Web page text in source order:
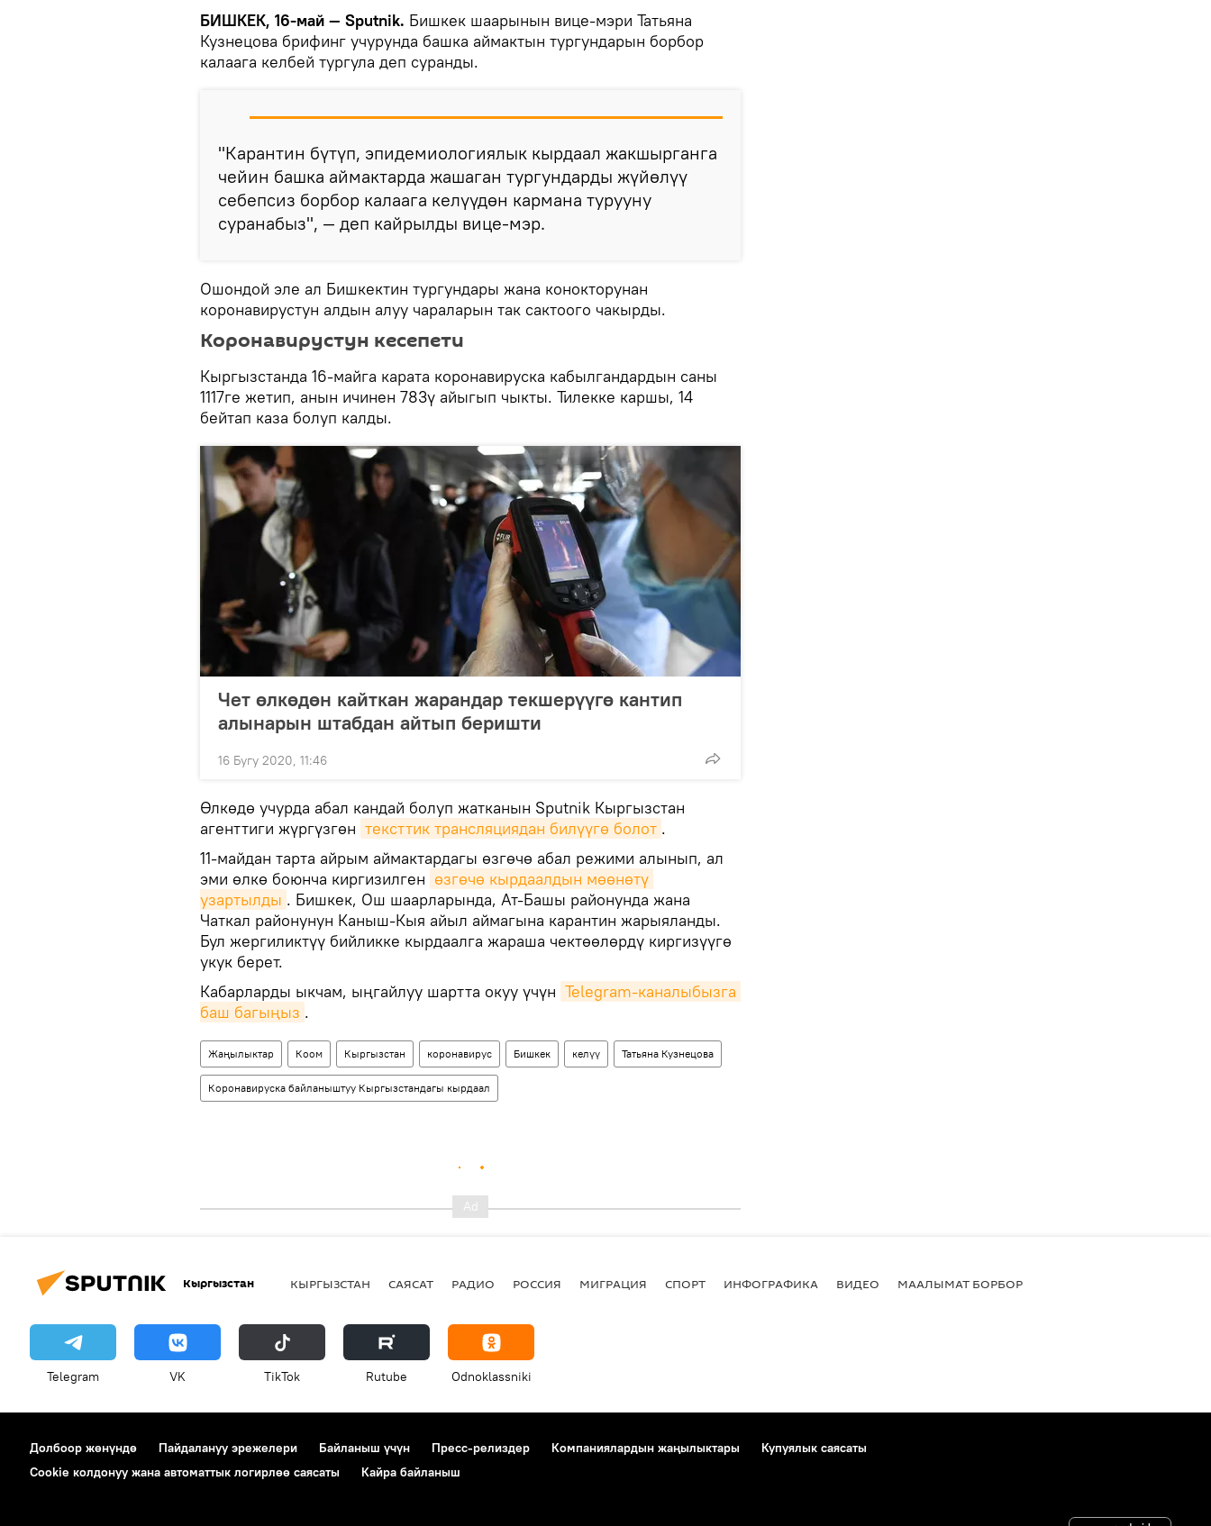
БИШКЕК, 16-май — Sputnik. Бишкек шаарынын вице-мэри Татьяна
Кузнецова брифинг учурунда башка аймактын тургундарын борбор
калаага келбей тургула деп суранды.
"Карантин бүтүп, эпидемиологиялык кырдаал жакшырганга
чейин башка аймактарда жашаган тургундарды жүйөлүү
себепсиз борбор калаага келүүдөн кармана турууну
суранабыз", — деп кайрылды вице-мэр.
Ошондой эле ал Бишкектин тургундары жана конокторунан
коронавирустун алдын алуу чараларын так сактоого чакырды.
Коронавирустун кесепети
Кыргызстанда 16-майга карата коронавируска кабылгандардын саны
1117ге жетип, анын ичинен 783ү айыгып чыкты. Тилекке каршы, 14
бейтап каза болуп калды.
Чет өлкөдөн кайткан жарандар текшерүүгө кантип
алынарын штабдан айтып беришти
16 Бугу 2020, 11:46
Өлкөдө учурда абал кандай болуп жатканын Sputnik Кыргызстан
агенттиги жүргүзгөн тексттик трансляциядан билүүгө болот .
11-майдан тарта айрым аймактардагы өзгөчө абал режими алынып, ал
эми өлкө боюнча киргизилген өзгөчө кырдаалдын мөөнөтү
узартылды . Бишкек, Ош шаарларында, Ат-Башы районунда жана
Чаткал районунун Каныш-Кыя айыл аймагына карантин жарыяланды.
Бул жергиликтүү бийликке кырдаалга жараша чектөөлөрдү киргизүүгө
укук берет.
Кабарларды ыкчам, ыңгайлуу шартта окуу үчүн Telegram-каналыбызга
баш багыңыз .
Жаңылыктар Коом Кыргызстан коронавирус Бишкек келүү Татьяна Кузнецова
Коронавируска байланыштуу Кыргызстандагы кырдаал
Кыргызстан КЫРГЫЗСТАН САЯСАТ РАДИО РОССИЯ МИГРАЦИЯ СПОРТ ИНФОГРАФИКА ВИДЕО МААЛЫМАТ БОРБОР
Telegram VK ТikТоk Rutube Odnoklassniki
Долбоор жөнүндө Пайдалануу эрежелери Байланыш үчүн Пресс-релиздер Компаниялардын жаңылыктары
Купуялык саясаты
Cookie колдонуу жана автоматтык логирлөө саясаты
Кайра байланыш